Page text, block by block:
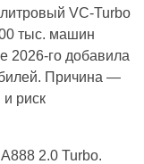
VC-Turbo
тыс. машин
2026-го добавила
Причина —
риск
2.0 Turbo.